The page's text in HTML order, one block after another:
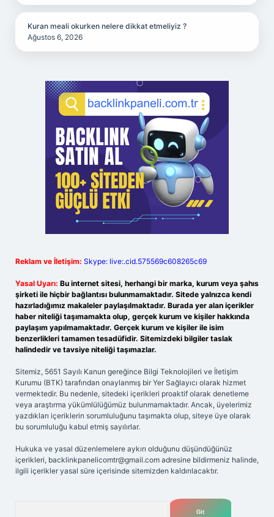
Kuran meali okurken nelere dikkat etmeliyiz ?
Ağustos 6, 2026
Reklam ve İletişim: Skype: live:.cid.575569c608265c69
Yasal Uyarı: Bu internet sitesi, herhangi bir marka, kurum veya şahıs
şirketi ile hiçbir bağlantısı bulunmamaktadır. Sitede yalnızca kendi
hazırladığımız makaleler paylaşılmaktadır. Burada yer alan içerikler
haber niteliği taşımamakta olup, gerçek kurum ve kişiler hakkında
paylaşım yapılmamaktadır. Gerçek kurum ve kişiler ile isim
benzerlikleri tamamen tesadüfidir. Sitemizdeki bilgiler taslak
halindedir ve tavsiye niteliği taşımazlar.
Sitemiz, 5651 Sayılı Kanun gereğince Bilgi Teknolojileri ve İletişim
Kurumu (BTK) tarafından onaylanmış bir Yer Sağlayıcı olarak hizmet
vermektedir. Bu nedenle, sitedeki içerikleri proaktif olarak denetleme
veya araştırma yükümlülüğümüz bulunmamaktadır. Ancak, üyelerimiz
yazdıkları içeriklerin sorumluluğunu taşımakta olup, siteye üye olarak
bu sorumluluğu kabul etmiş sayılırlar.
Hukuka ve yasal düzenlemelere aykırı olduğunu düşündüğünüz
içerikleri, backlinkpanelicomtr@gmail.com adresine bildirmeniz halinde,
ilgili içerikler yasal süre içerisinde sitemizden kaldırılacaktır.